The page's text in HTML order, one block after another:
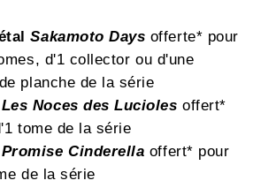
Sakamoto Days offerte* pour
d'1 collector ou d'une
planche de la série
Les Noces des Lucioles offert*
tome de la série
Promise Cinderella offert* pour
de la série